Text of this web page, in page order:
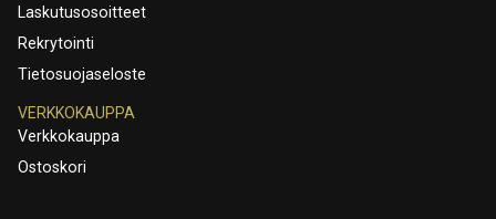
Laskutusosoitteet
Rekrytointi
Tietosuojaseloste
VERKKOKAUPPA
Verkkokauppa
Ostoskori